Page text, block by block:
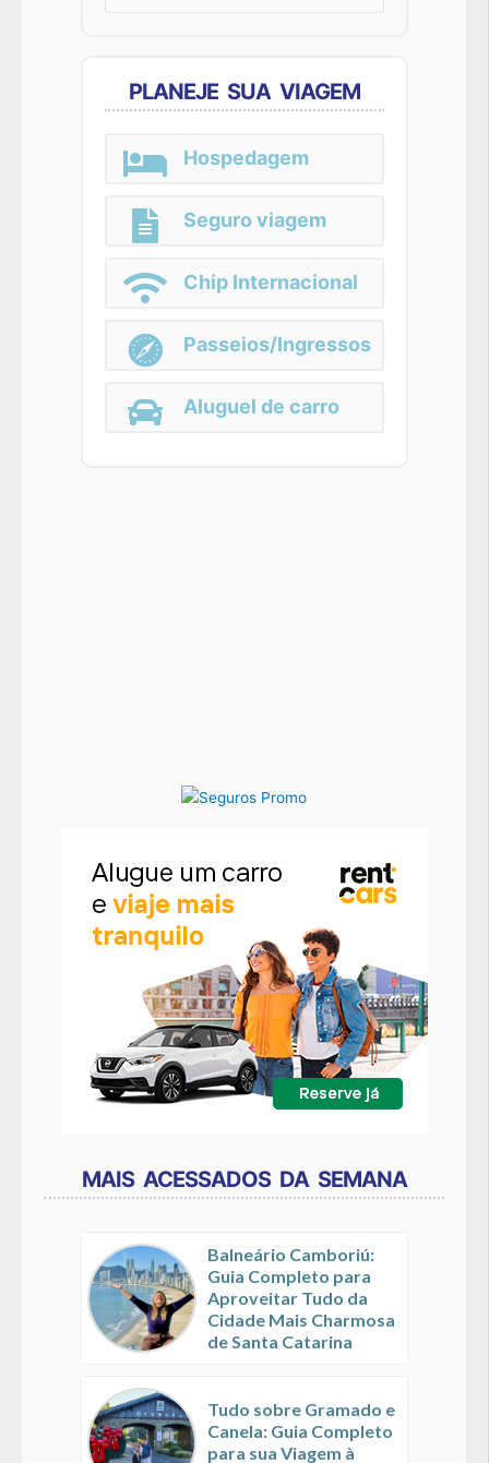
PLANEJE SUA VIAGEM
Hospedagem
Seguro viagem
Chip Internacional
Passeios/Ingressos
Aluguel de carro
MAIS ACESSADOS DA SEMANA
Balneário Camboriú:
Guia Completo para
Aproveitar Tudo da
Cidade Mais Charmosa
de Santa Catarina
Tudo sobre Gramado e
Canela: Guia Completo
para sua Viagem à